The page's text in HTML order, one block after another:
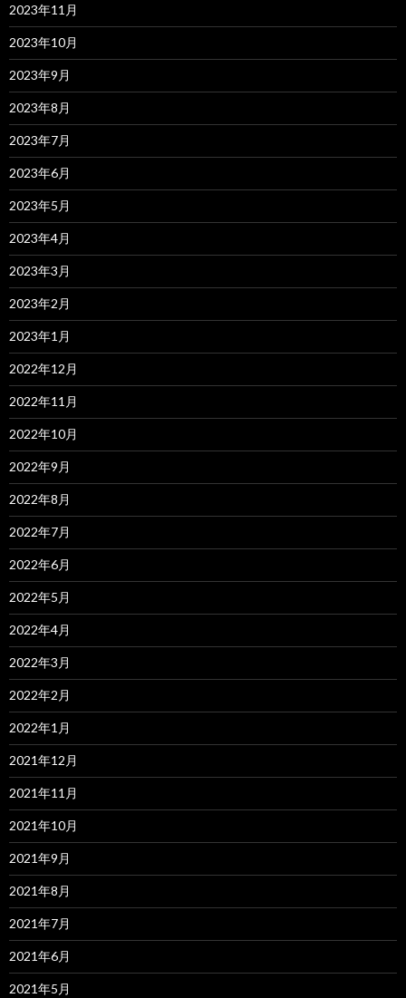
2023年11月
2023年10月
2023年9月
2023年8月
2023年7月
2023年6月
2023年5月
2023年4月
2023年3月
2023年2月
2023年1月
2022年12月
2022年11月
2022年10月
2022年9月
2022年8月
2022年7月
2022年6月
2022年5月
2022年4月
2022年3月
2022年2月
2022年1月
2021年12月
2021年11月
2021年10月
2021年9月
2021年8月
2021年7月
2021年6月
2021年5月